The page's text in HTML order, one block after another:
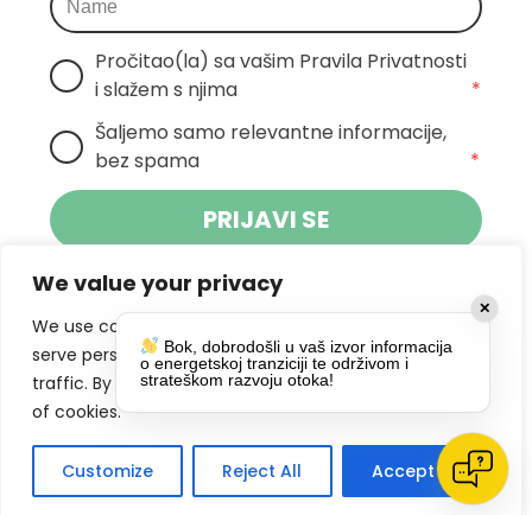
We value your privacy
We use cookies to enhance your browsing experience,
serve personalized ads or content, and analyze our
traffic. By clicking "Accept All", you consent to our use
of cookies.
Customize Reject All Accept All
Pročitao(la) sa vašim Pravila Privatnosti
i slažem s njima
*
Šaljemo samo relevantne informacije,
bez spama
*
PRIJAVI SE
Klikom na gumb dajete suglasnost za
primanje novosti Pokreta Otoka te se
slažete spolitikom privatnosti.
DRUŠTVENE MREŽE
✕
Bok, dobrodošli u vaš izvor informacija
o energetskoj tranziciji te održivom i
strateškom razvoju otoka!